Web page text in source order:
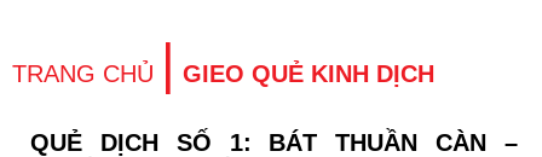
TRANG CHỦ | GIEO QUẺ KINH DỊCH
QUẺ DỊCH SỐ 1: BÁT THUẦN CÀN –